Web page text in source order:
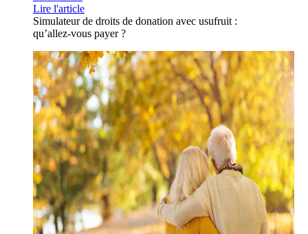
Lire l'article
Simulateur de droits de donation avec usufruit :
qu’allez-vous payer ?